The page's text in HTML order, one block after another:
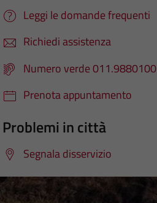
Leggi le domande frequenti
Richiedi assistenza
Numero verde 011.9880100
Prenota appuntamento
Problemi in città
Segnala disservizio